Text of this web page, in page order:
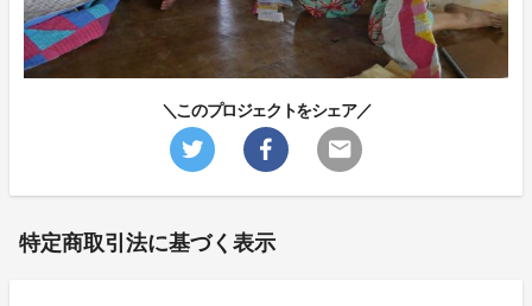
＼このプロジェクトをシェア／
特定商取引法に基づく表示